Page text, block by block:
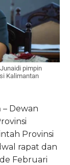
pimpin
Kalimantan
– Dewan
Provinsi
rapat dan
Februari